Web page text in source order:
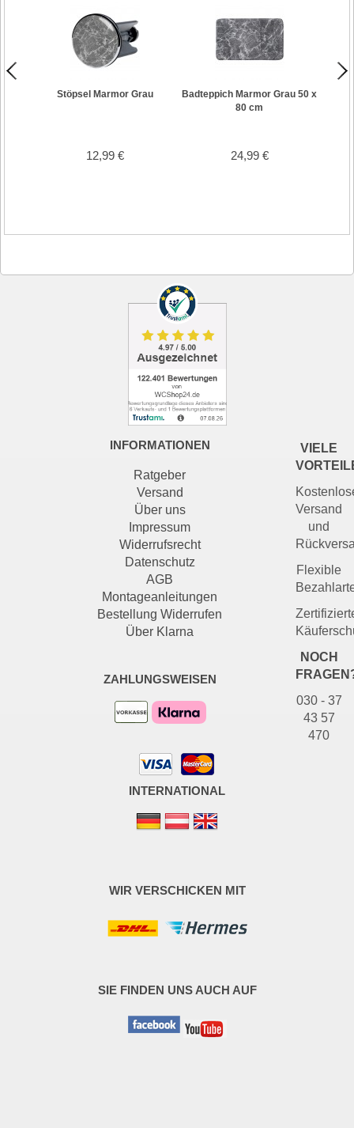
Stöpsel Marmor Grau
12,99 €
Badteppich Marmor Grau 50 x
80 cm
24,99 €
VIELE
Versand
und
Flexible
NOCH
030 - 37
43 57
470
INFORMATIONEN
Ratgeber
Versand
Über uns
Impressum
Widerrufsrecht
Datenschutz
AGB
Montageanleitungen
Bestellung Widerrufen
Über Klarna
ZAHLUNGSWEISEN
INTERNATIONAL
WIR VERSCHICKEN MIT
SIE FINDEN UNS AUCH AUF